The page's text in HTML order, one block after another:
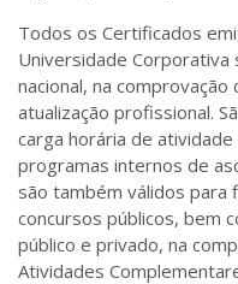
Todos os Certificados
Universidade
nacional, na
atualização profissional.
carga horária de
programas internos de
são também válidos
concursos públicos, bem
público e privado, na
Atividades